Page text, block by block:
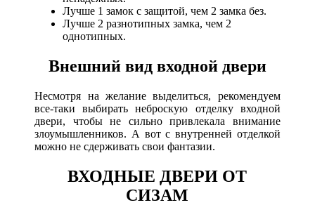
Лучше 1 замок с защитой, чем 2 замка без.
Лучше 2 разнотипных замка, чем 2
однотипных.
Внешний вид входной двери
Несмотря на желание выделиться, рекомендуем
все-таки выбирать неброскую отделку входной
двери, чтобы не сильно привлекала внимание
злоумышленников. А вот с внутренней отделкой
можно не сдерживать свои фантазии.
ВХОДНЫЕ ДВЕРИ ОТ
СИЗАМ